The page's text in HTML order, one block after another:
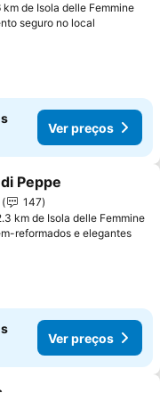
de Isola delle Femmine
seguro no local
Ver preços
aos favoritos
Peppe
147
km de Isola delle Femmine
reformados e elegantes
Ver preços